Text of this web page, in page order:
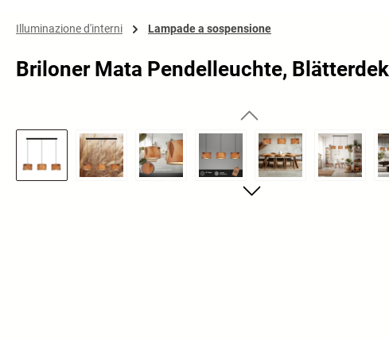
Illuminazione d'interni Lampade a sospensione
Briloner Mata Pendelleuchte,
Salta la galleria di immagini